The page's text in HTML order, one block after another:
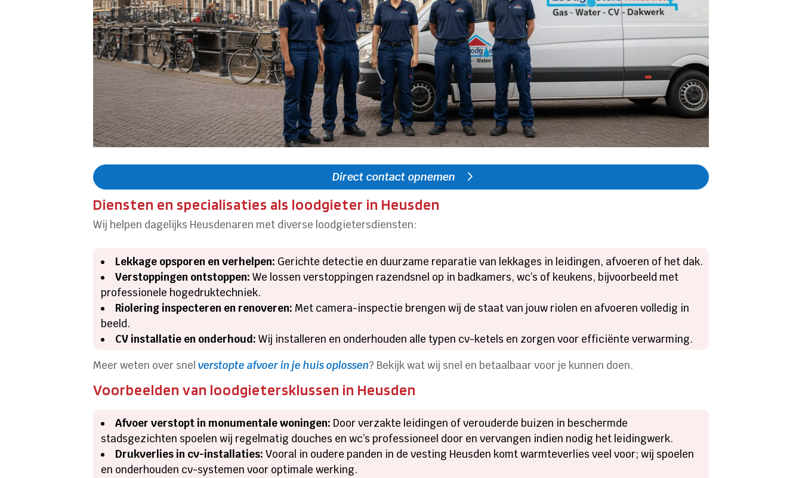
Direct contact opnemen
Diensten en specialisaties als loodgieter in Heusden
Wij helpen dagelijks Heusdenaren met diverse loodgietersdiensten:
Lekkage opsporen en verhelpen: Gerichte detectie en duurzame reparatie van lekkages in leidingen, afvoeren of het dak.
Verstoppingen ontstoppen: We lossen verstoppingen razendsnel op in badkamers, wc’s of keukens, bijvoorbeeld met
professionele hogedruktechniek.
Riolering inspecteren en renoveren: Met camera-inspectie brengen wij de staat van jouw riolen en afvoeren volledig in
beeld.
CV installatie en onderhoud: Wij installeren en onderhouden alle typen cv-ketels en zorgen voor efficiënte verwarming.
Meer weten over snelverstopte afvoer in je huis oplossen? Bekijk wat wij snel en betaalbaar voor je kunnen doen.
Voorbeelden van loodgietersklussen in Heusden
Afvoer verstopt in monumentale woningen: Door verzakte leidingen of verouderde buizen in beschermde
stadsgezichten spoelen wij regelmatig douches en wc’s professioneel door en vervangen indien nodig het leidingwerk.
Drukverlies in cv-installaties: Vooral in oudere panden in de vesting Heusden komt warmteverlies veel voor; wij spoelen
en onderhouden cv-systemen voor optimale werking.